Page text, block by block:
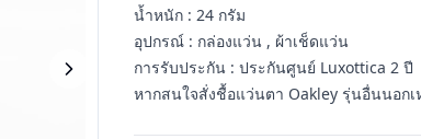
น้ำหนัก : 24 กรัม
อุปกรณ์ : กล่องแว่น , ผ้าเช็ดแว่น
การรับประกัน : ประกันศูนย์ Luxottica 2 ปี
หากสนใจสั่งชื้อแว่นตา Oakley รุ่นอื่นนอก